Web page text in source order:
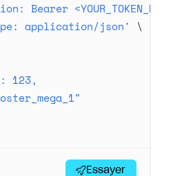
Bearer
application/json'
\
123,
Essayer